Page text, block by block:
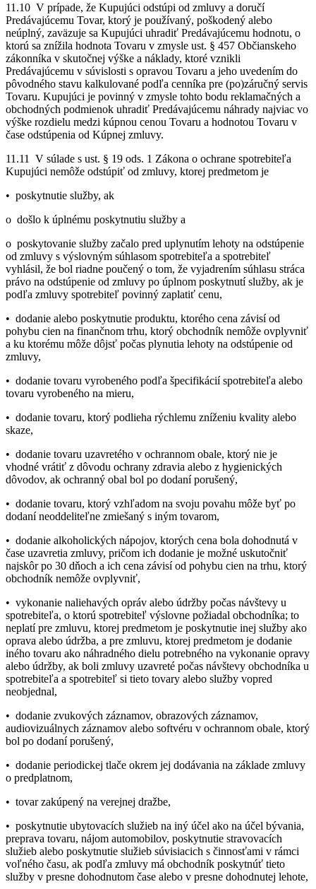
11.10 V prípade, že Kupujúci odstúpi od zmluvy a doručí
Predávajúcemu Tovar, ktorý je používaný, poškodený alebo
neúplný, zaväzuje sa Kupujúci uhradiť Predávajúcemu hodnotu, o
ktorú sa znížila hodnota Tovaru v zmysle ust. § 457 Občianskeho
zákonníka v skutočnej výške a náklady, ktoré vznikli
Predávajúcemu v súvislosti s opravou Tovaru a jeho uvedením do
pôvodného stavu kalkulované podľa cenníka pre (po)záručný servis
Tovaru. Kupujúci je povinný v zmysle tohto bodu reklamačných a
obchodných podmienok uhradiť Predávajúcemu náhrady najviac vo
výške rozdielu medzi kúpnou cenou Tovaru a hodnotou Tovaru v
čase odstúpenia od Kúpnej zmluvy.
11.11 V súlade s ust. § 19 ods. 1 Zákona o ochrane spotrebiteľa
Kupujúci nemôže odstúpiť od zmluvy, ktorej predmetom je
• poskytnutie služby, ak
o došlo k úplnému poskytnutiu služby a
o poskytovanie služby začalo pred uplynutím lehoty na odstúpenie
od zmluvy s výslovným súhlasom spotrebiteľa a spotrebiteľ
vyhlásil, že bol riadne poučený o tom, že vyjadrením súhlasu stráca
právo na odstúpenie od zmluvy po úplnom poskytnutí služby, ak je
podľa zmluvy spotrebiteľ povinný zaplatiť cenu,
• dodanie alebo poskytnutie produktu, ktorého cena závisí od
pohybu cien na finančnom trhu, ktorý obchodník nemôže ovplyvniť
a ku ktorému môže dôjsť počas plynutia lehoty na odstúpenie od
zmluvy,
• dodanie tovaru vyrobeného podľa špecifikácií spotrebiteľa alebo
tovaru vyrobeného na mieru,
• dodanie tovaru, ktorý podlieha rýchlemu zníženiu kvality alebo
skaze,
• dodanie tovaru uzavretého v ochrannom obale, ktorý nie je
vhodné vrátiť z dôvodu ochrany zdravia alebo z hygienických
dôvodov, ak ochranný obal bol po dodaní porušený,
• dodanie tovaru, ktorý vzhľadom na svoju povahu môže byť po
dodaní neoddeliteľne zmiešaný s iným tovarom,
• dodanie alkoholických nápojov, ktorých cena bola dohodnutá v
čase uzavretia zmluvy, pričom ich dodanie je možné uskutočniť
najskôr po 30 dňoch a ich cena závisí od pohybu cien na trhu, ktorý
obchodník nemôže ovplyvniť,
• vykonanie naliehavých opráv alebo údržby počas návštevy u
spotrebiteľa, o ktorú spotrebiteľ výslovne požiadal obchodníka; to
neplatí pre zmluvu, ktorej predmetom je poskytnutie inej služby ako
oprava alebo údržba, a pre zmluvu, ktorej predmetom je dodanie
iného tovaru ako náhradného dielu potrebného na vykonanie opravy
alebo údržby, ak boli zmluvy uzavreté počas návštevy obchodníka u
spotrebiteľa a spotrebiteľ si tieto tovary alebo služby vopred
neobjednal,
• dodanie zvukových záznamov, obrazových záznamov,
audiovizuálnych záznamov alebo softvéru v ochrannom obale, ktorý
bol po dodaní porušený,
• dodanie periodickej tlače okrem jej dodávania na základe zmluvy
o predplatnom,
• tovar zakúpený na verejnej dražbe,
• poskytnutie ubytovacích služieb na iný účel ako na účel bývania,
preprava tovaru, nájom automobilov, poskytnutie stravovacích
služieb alebo poskytnutie služieb súvisiacich s činnosťami v rámci
voľného času, ak podľa zmluvy má obchodník poskytnúť tieto
služby v presne dohodnutom čase alebo v presne dohodnutej lehote,